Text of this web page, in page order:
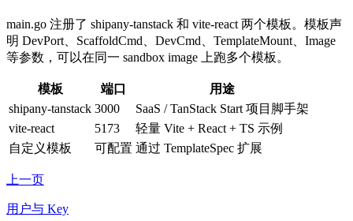
main.go 注册了 shipany-tanstack 和 vite-react 两个模板。模板声
明 DevPort、ScaffoldCmd、DevCmd、TemplateMount、Image
等参数，可以在同一 sandbox image 上跑多个模板。
模板 端口
用途
shipany-tanstack 3000
SaaS / TanStack Start 项目脚手架
vite-react
5173
轻量 Vite + React + TS 示例
自定义模板
可配置 通过 TemplateSpec 扩展
上一页
用户与 Key